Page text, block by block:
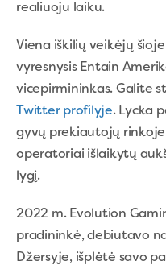
realiuoju laiku.
Viena iškilių veikėjų
vyresnysis Entain
vicepirmininkas. Galite
Twitter profilyje. Lycka
gyvų prekiautojų
operatoriai išlaikytų
lygį.
2022 m. Evolution
pradininkė, debiutavo
Džersyje, išplėtė savo